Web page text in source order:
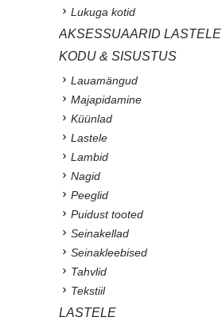
Lukuga kotid
AKSESSUAARID LASTELE
KODU & SISUSTUS
Lauamängud
Majapidamine
Küünlad
Lastele
Lambid
Nagid
Peeglid
Puidust tooted
Seinakellad
Seinakleebised
Tahvlid
Tekstiil
LASTELE